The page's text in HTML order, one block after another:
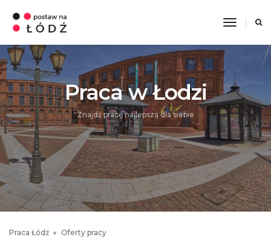
Toggle
Praca w Łodzi
Znajdź pracę najlepszą dla siebie
Praca Łódź Oferty pracy